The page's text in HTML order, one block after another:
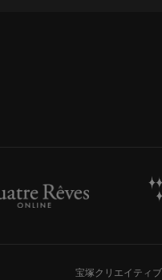
宝塚クリエイティ